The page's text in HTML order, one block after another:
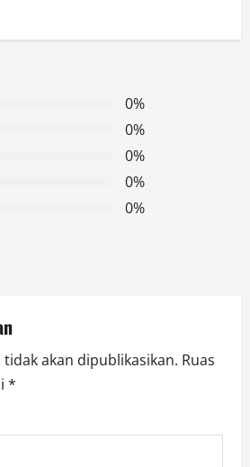
0%
0%
0%
0%
0%
akan dipublikasikan. Ruas
*